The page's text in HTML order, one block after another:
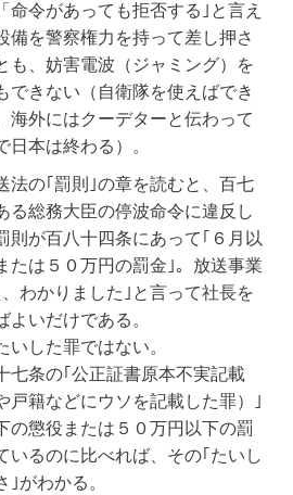
命令があっても拒否する｣と言え
備を警察権力を持って差し押さ
も、妨害電波（ジャミング）を
できない（自衛隊を使えばでき
海外にはクーデターと伝わって
日本は終わる）。
法の｢罰則｣の章を読むと、百七
る総務大臣の停波命令に違反し
則が百八十四条にあって｢６月以
たは５０万円の罰金｣。放送事業
わかりました｣と言って社長を
よいだけである。
いした罪ではない。
七条の｢公正証書原本不実記載
戸籍などにウソを記載した罪）｣
の懲役または５０万円以下の罰
いるのに比べれば、その｢たいし
｣がわかる。